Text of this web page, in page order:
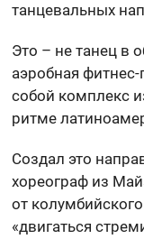
танцевальных
Это – не танец в
аэробная
собой комплекс
ритме
Создал это
хореограф из
от
«двигаться